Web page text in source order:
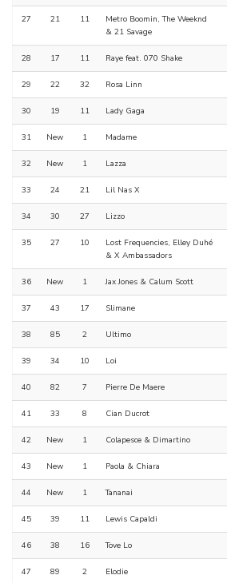
27 21 11
Metro Boomin, The Weeknd
& 21 Savage
28 17 11 Raye feat. 070 Shake
29 22 32 Rosa Linn
30 19 11 Lady Gaga
31 New 1 Madame
32 New 1 Lazza
33 24 21 Lil Nas X
34 30 27 Lizzo
35 27 10
Lost Frequencies, Elley Duhé
& X Ambassadors
36 New 1 Jax Jones & Calum Scott
37 43 17 Slimane
38 85 2 Ultimo
39 34 10 Loi
40 82 7 Pierre De Maere
41 33 8 Cian Ducrot
42 New 1 Colapesce & Dimartino
43 New 1 Paola & Chiara
44 New 1 Tananai
45 39 11 Lewis Capaldi
46 38 16 Tove Lo
47 89 2 Elodie